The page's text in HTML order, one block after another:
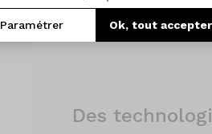
Paramétrer Ok, tout accepter
Des